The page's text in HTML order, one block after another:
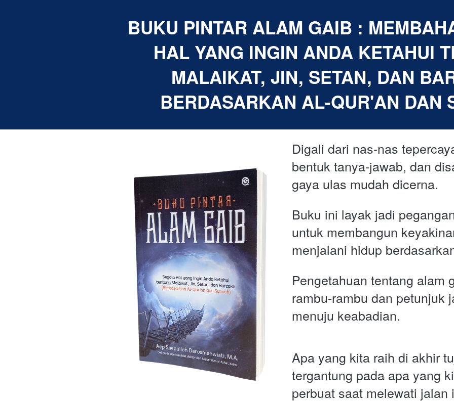
BUKU PINTAR ALAM GAIB :
HAL YANG INGIN ANDA KETAHUI
MALAIKAT, JIN, SETAN, DAN
BERDASARKAN AL-QUR'AN DAN
Digali dari nas-nas
bentuk tanya-jawab, dan
gaya ulas mudah dicerna.
Buku ini layak jadi
untuk membangun
menjalani hidup
Pengetahuan tentang alam
rambu-rambu dan petunjuk
menuju keabadian.
Apa yang kita raih di akhir
tergantung pada apa yang
perbuat saat melewati jalan